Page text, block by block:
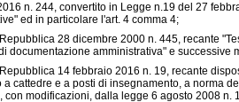
n. 244, convertito in Legge n.19 del 27
ed in particolare l'art. 4 comma 4;
28 dicembre 2000 n. 445, recante
documentazione amministrativa" e successive
14 febbraio 2016 n. 19, recante
cattedre e a posti di insegnamento, a norma
con modificazioni, dalla legge 6 agosto 2008 n.